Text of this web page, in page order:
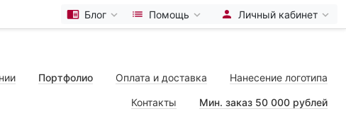
Блог Помощь Личный кабинет
Портфолио Оплата и доставка Нанесение логотипа
Контакты Мин. заказ 50 000 рублей